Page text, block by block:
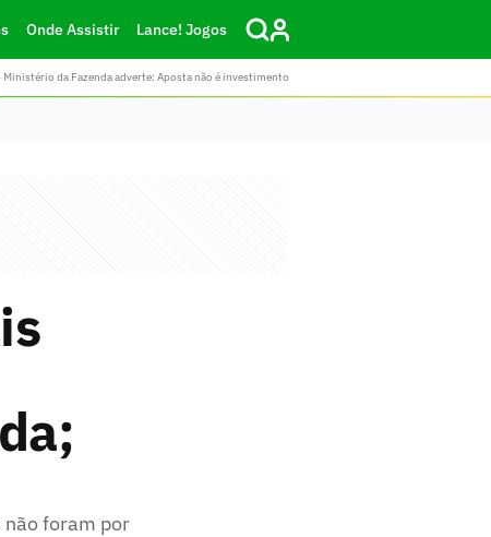
Onde Assistir Lance! Jogos
Ministério da Fazenda adverte: Aposta não é investimento
foram por